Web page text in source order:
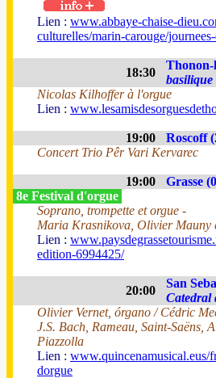
Lien : www.abbaye-chaise-
culturelles/marin-carouge/
18:30
Thonon-
basilique
Nicolas Kilhoffer à l'orgue
Lien :
19:00 Roscoff
Concert Trio Pêr Vari Kervarec
19:00 Grasse
8e Festival d'orgue
Soprano, trompette et orgue -
Maria Krasnikova, Olivier Mauny
Lien :
edition-6994425/
20:00
San
Catedral
Olivier Vernet, órgano / Cédric
J.S. Bach, Rameau, Saint-Saëns,
Piazzolla
Lien : www.quincenamusical.eus/
dorgue